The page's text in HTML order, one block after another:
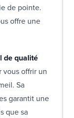
de pointe.
offre une
de qualité
vous offrir un
Sa
garantit une
que sa